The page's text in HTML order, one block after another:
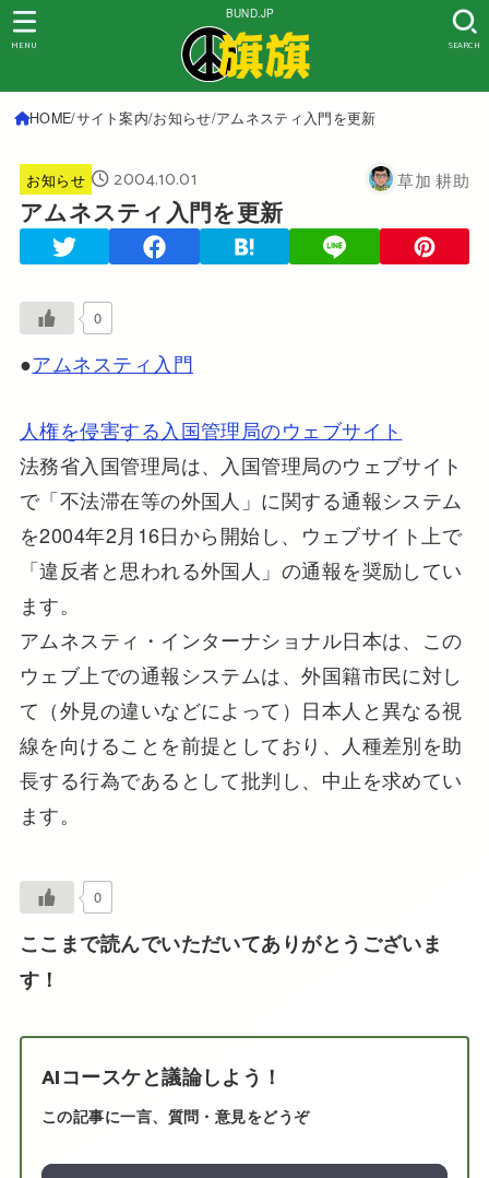
BUND.JP
SEARCH
MENU
HOME サイト案内 お知らせ アムネスティ入門を更新
お知らせ 2004.10.01 草加 耕助
アムネスティ入門を更新
0
●アムネスティ入門
人権を侵害する入国管理局のウェブサイト
法務省入国管理局は、入国管理局のウェブサイト
で「不法滞在等の外国人」に関する通報システム
を2004年2月16日から開始し、ウェブサイト上で
「違反者と思われる外国人」の通報を奨励してい
ます。
アムネスティ・インターナショナル日本は、この
ウェブ上での通報システムは、外国籍市民に対し
て（外見の違いなどによって）日本人と異なる視
線を向けることを前提としており、人種差別を助
長する行為であるとして批判し、中止を求めてい
ます。
0
ここまで読んでいただいてありがとうございま
す！
AIコースケと議論しよう！
この記事に一言、質問・意見をどうぞ